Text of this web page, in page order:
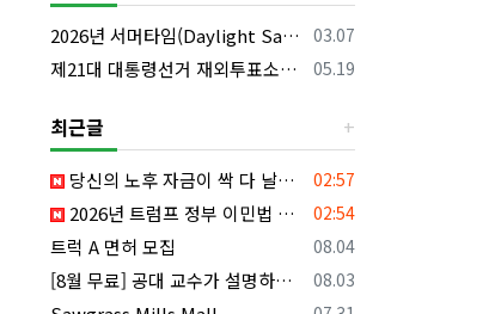
등록일
03.07
2026년 서머타임(Daylight Saving Time) 시작 안내
등록일
05.19
제21대 대통령선거 재외투표소의 명칭 및 소재지 등의 공고/올랜도 제외 투표소
최근글
등록일
02:57
당신의 노후 자금이 싹 다 날아갈 수도 있습니다, 롱텀케어 준비 하기
등록일
02:54
2026년 트럼프 정부 이민법 전면 시행 꼭 알아야 할 4가지!!
등록일
08.04
트럭 A 면허 모집
등록일
08.03
[8월 무료] 공대 교수가 설명하는 AP Physics1 물리 온라인 강의